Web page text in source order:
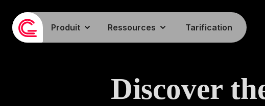
Produit Ressources Tarification
Discover